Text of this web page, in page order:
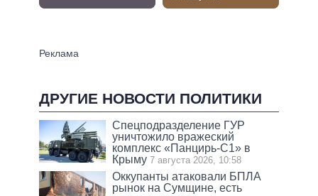
ДРУГИЕ НОВОСТИ ПОЛИТИКИ
Спецподразделение ГУР
уничтожило вражеский
комплекс «Панцирь-С1» в
Крыму 7 августа 2026, 10:58
Оккупанты атаковали БПЛА
рынок на Сумщине, есть